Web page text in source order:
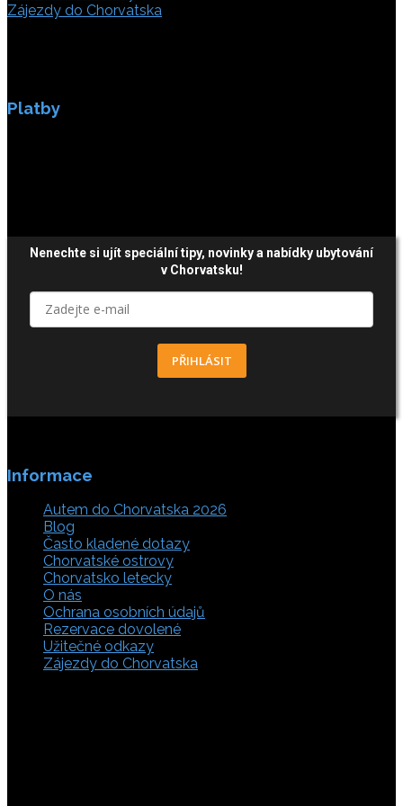
Zájezdy do Chorvatska
Platby
Nenechte si ujít speciální tipy, novinky a nabídky ubytování
v Chorvatsku!
PŘIHLÁSIT
Informace
Autem do Chorvatska 2026
Blog
Často kladené dotazy
Chorvatské ostrovy
Chorvatsko letecky
O nás
Ochrana osobních údajů
Rezervace dovolené
Užitečné odkazy
Zájezdy do Chorvatska